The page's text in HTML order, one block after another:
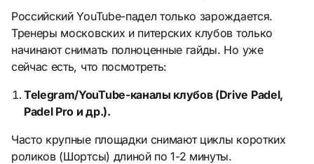
Российский YouTube-падел только зарождается.
Тренеры московских и питерских клубов только
начинают снимать полноценные гайды. Но уже
сейчас есть, что посмотреть:
Telegram/YouTube-каналы клубов (Drive Padel,
Padel Pro и др.).
Часто крупные площадки снимают циклы коротких
роликов (Шортсы) длиной по 1-2 минуты.